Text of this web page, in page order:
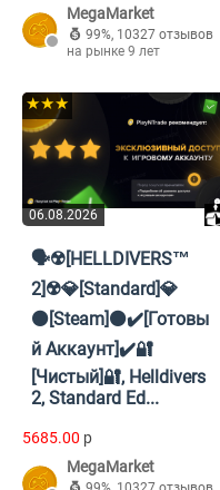
MegaMarket
99%, 10327 отзывов
на рынке 9 лет
06.08.2026
★★★
🗣️☢️[HELLDIVERS™
2]☢️💎[Standard]💎
⚫[Steam]⚫✔️[Готовы
й Аккаунт]✔️🔐
[Чистый]🔐, Helldivers
2, Standard Ed...
5685.00 p
MegaMarket